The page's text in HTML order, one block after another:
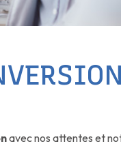
avec nos attentes et